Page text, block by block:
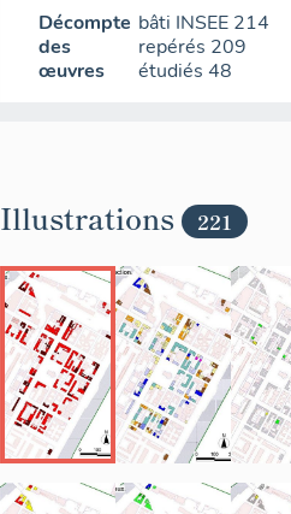
Décompte
des
œuvres
bâti INSEE 214
repérés 209
étudiés 48
Illustrations 221